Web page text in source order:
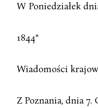
W Poniedziałek
1844*
Wiadomości
Z Poznania, dnia 7.